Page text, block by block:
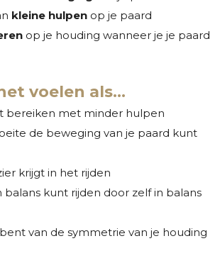
kleine hulpen op je paard
op je houding wanneer je je paard
voelen als…
bereiken met minder hulpen
de beweging van je paard kunt
krijgt in het rijden
balans kunt rijden door zelf in balans
van de symmetrie van je houding